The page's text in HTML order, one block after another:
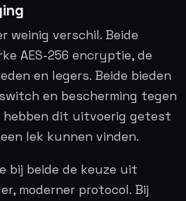
weinig verschil. Beide
AES-256 encryptie, de
en legers. Beide bieden
en bescherming tegen
hebben dit uitvoerig getest
lek kunnen vinden.
bij beide de keuze uit
moderner protocol. Bij